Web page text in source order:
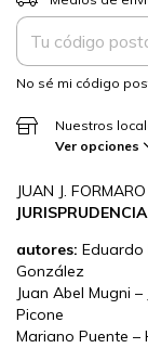
No sé mi código
Nuestros
Ver opciones
JUAN J.
autores: Eduardo
González
Juan Abel Mugni
Picone
Mariano Puente –